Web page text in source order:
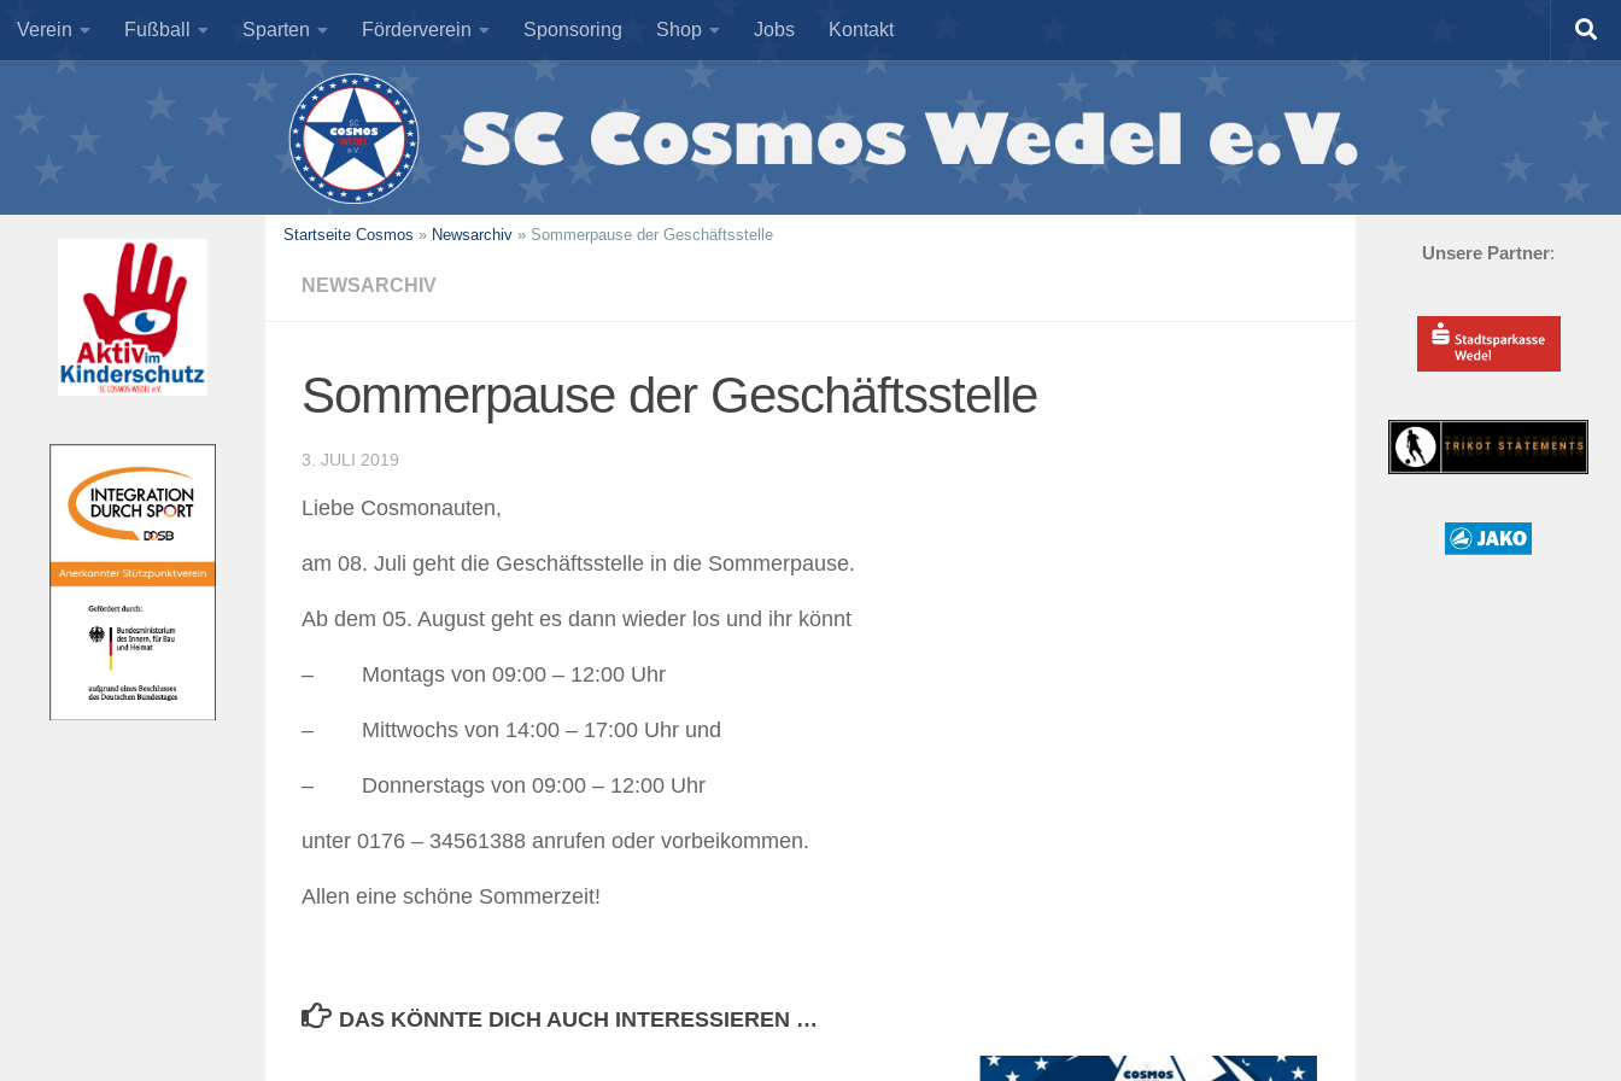
Zum Inhalt springen
Verein Fußball Sparten Förderverein Sponsoring Shop Jobs Kontakt
Startseite Cosmos » Newsarchiv » Sommerpause der Geschäftsstelle
NEWSARCHIV
Sommerpause der Geschäftsstelle
3. JULI 2019
Liebe Cosmonauten,
am 08. Juli geht die Geschäftsstelle in die Sommerpause.
Ab dem 05. August geht es dann wieder los und ihr könnt
– Montags von 09:00 – 12:00 Uhr
– Mittwochs von 14:00 – 17:00 Uhr und
– Donnerstags von 09:00 – 12:00 Uhr
unter 0176 – 34561388 anrufen oder vorbeikommen.
Allen eine schöne Sommerzeit!
DAS KÖNNTE DICH AUCH INTERESSIEREN …
Unsere Partner: